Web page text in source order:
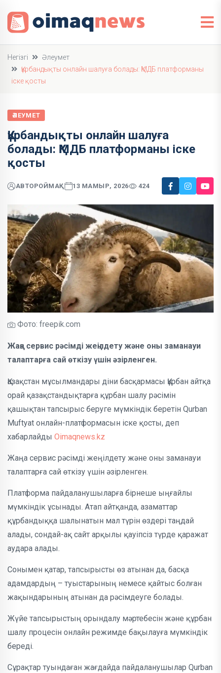
Негізгі
Әлеумет
Құрбандықты онлайн шалуға болады: ҚМДБ платформаны
іске қосты
ӘЛЕУМЕТ
Құрбандықты онлайн шалуға
болады: ҚМДБ платформаны іске
қосты
АВТОРОЙМАҚ 13 МАМЫР, 2026 424
Фото: freepik.com
Жаңа сервис рәсімді жеңілдету және оны заманауи
талаптарға сай өткізу үшін әзірленген.
Қазақстан мұсылмандары діни басқармасы Құрбан айтқа
орай қазақстандықтарға құрбан шалу рәсімін
қашықтан тапсырыс беруге мүмкіндік беретін Qurban
Muftyat онлайн-платформасын іске қосты, деп
хабарлайды Oimaqnews.kz
Жаңа сервис рәсімді жеңілдету және оны заманауи
талаптарға сай өткізу үшін әзірленген.
Платформа пайдаланушыларға бірнеше ыңғайлы
мүмкіндік ұсынады. Атап айтқанда, азаматтар
құрбандыққа шалынатын мал түрін өздері таңдай
алады, сондай-ақ сайт арқылы қауіпсіз түрде қаражат
аудара алады.
Сонымен қатар, тапсырысты өз атынан да, басқа
адамдардың – туыстарының немесе қайтыс болған
жақындарының атынан да рәсімдеуге болады.
Жүйе тапсырыстың орындалу мәртебесін және құрбан
шалу процесін онлайн режимде бақылауға мүмкіндік
береді.
Сұрақтар туындаған жағдайда пайдаланушылар Qurban